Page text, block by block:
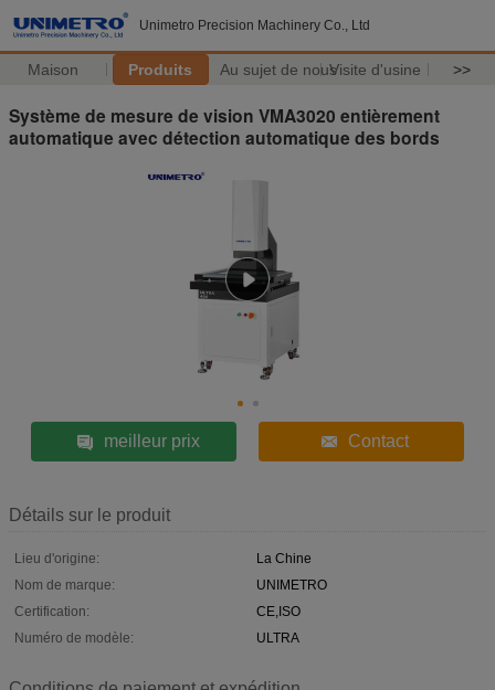
Unimetro Precision Machinery Co., Ltd
Maison Produits Au sujet de nousVisite d'usine >>
Système de mesure de vision VMA3020 entièrement
automatique avec détection automatique des bords
meilleur prix Contact
Détails sur le produit
Lieu d'origine:
La Chine
Nom de marque:
UNIMETRO
Certification:
CE,ISO
Numéro de modèle:
ULTRA